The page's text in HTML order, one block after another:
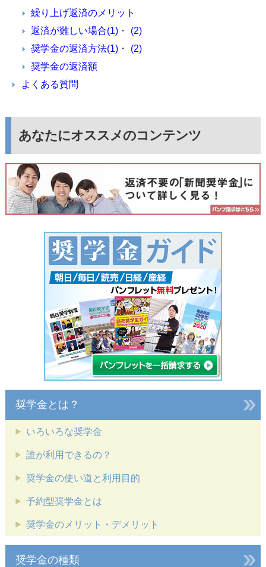
繰り上げ返済のメリット
返済が難しい場合(1)・
(2)
奨学金の返済方法(1)・
(2)
奨学金の返済額
よくある質問
あなたにオススメのコンテンツ
奨学金とは？
いろいろな奨学金
誰が利用できるの？
奨学金の使い道と利用目的
予約型奨学金とは
奨学金のメリット・デメリット
奨学金の種類